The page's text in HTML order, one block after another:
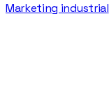
Marketing industrial